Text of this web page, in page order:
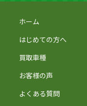
ホーム
はじめての方へ
買取車種
お客様の声
よくある質問